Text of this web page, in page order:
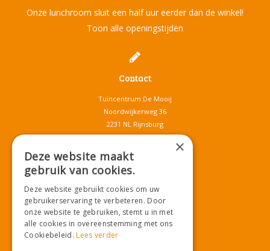
Onze lunchroom sluit een half uur eerder dan de winkel!
Toon alle openingstijden
Contact
Tuincentrum De Mooij
Noordwijkerweg 36
2231 NL Rijnsburg
T.071-4080959
info@tuincentrumdemooij.nl
Download onze App!
×
Deze website maakt
gebruik van cookies.
Deze website gebruikt cookies om uw
gebruikerservaring te verbeteren. Door
onze website te gebruiken, stemt u in met
alle cookies in overeenstemming met ons
Cookiebeleid.Lees verder